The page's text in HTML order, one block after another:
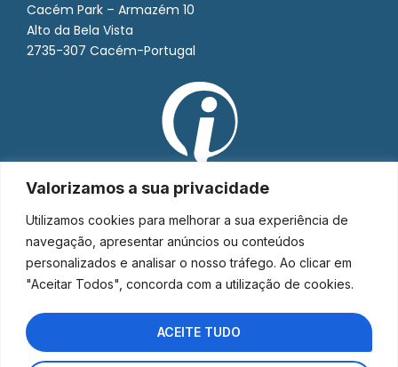
Valorizamos a sua privacidade
Utilizamos cookies para melhorar a sua experiência de
navegação, apresentar anúncios ou conteúdos
personalizados e analisar o nosso tráfego. Ao clicar em
"Aceitar Todos", concorda com a utilização de cookies.
ACEITE TUDO
Cacém Park – Armazém 10
Alto da Bela Vista
2735-307 Cacém-Portugal